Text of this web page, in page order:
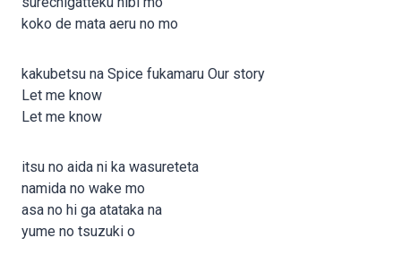
koko de mata aeru no mo
kakubetsu na Spice fukamaru Our story
Let me know
Let me know
itsu no aida ni ka wasureteta
namida no wake mo
asa no hi ga atataka na
yume no tsuzuki o